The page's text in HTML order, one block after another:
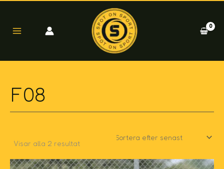
innehåll
F08
Visar alla 2 resultat
Sortera
senaste